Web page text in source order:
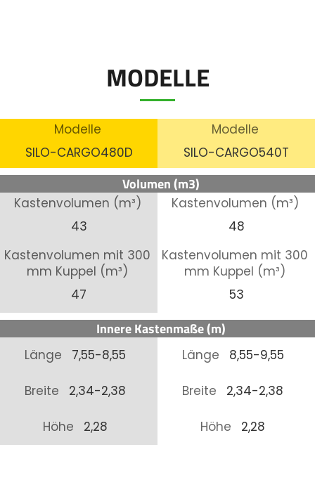
MODELLE
Modelle
SILO-CARGO480D
Modelle
SILO-CARGO540T
Volumen (m3)
Kastenvolumen (m³)
43
Kastenvolumen (m³)
48
Kastenvolumen mit 300
mm Kuppel (m³)
47
Kastenvolumen mit 300
mm Kuppel (m³)
53
Innere Kastenmaße (m)
Länge 7,55-8,55 Länge 8,55-9,55
Breite 2,34-2,38 Breite 2,34-2,38
Höhe 2,28 Höhe 2,28